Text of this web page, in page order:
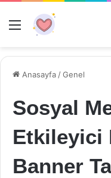
Menü
Anasayfa /Genel
Sosyal
Etkileyici
Banner